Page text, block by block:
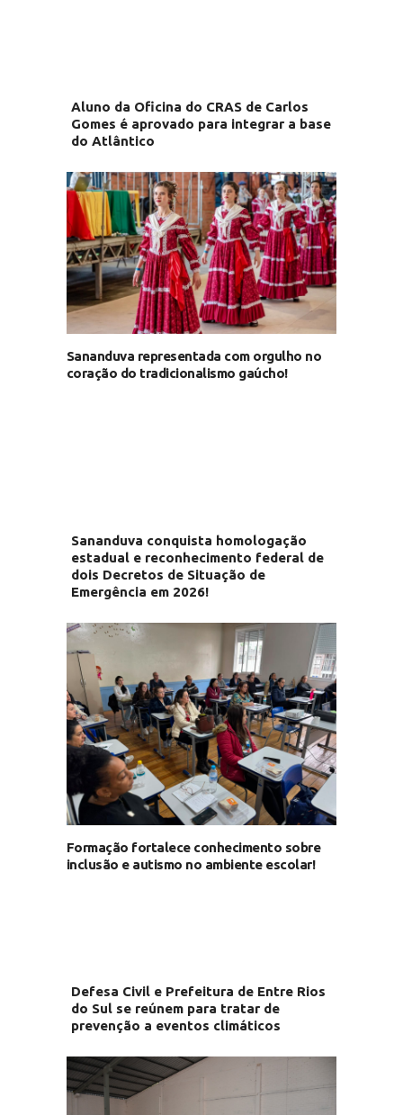
Aluno da Oficina do CRAS de Carlos
Gomes é aprovado para integrar a base
do Atlântico
Sananduva representada com orgulho no
coração do tradicionalismo gaúcho!
Sananduva conquista homologação
estadual e reconhecimento federal de
dois Decretos de Situação de
Emergência em 2026!
Formação fortalece conhecimento sobre
inclusão e autismo no ambiente escolar!
Defesa Civil e Prefeitura de Entre Rios
do Sul se reúnem para tratar de
prevenção a eventos climáticos